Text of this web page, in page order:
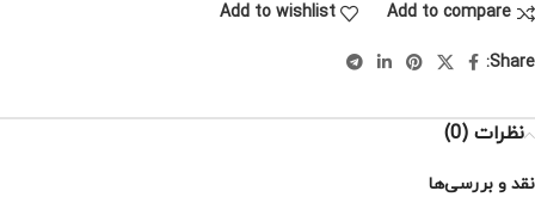
Add to compare
Add to wishlist
Share:
نظرات (0)
نقد و بررسی‌ها